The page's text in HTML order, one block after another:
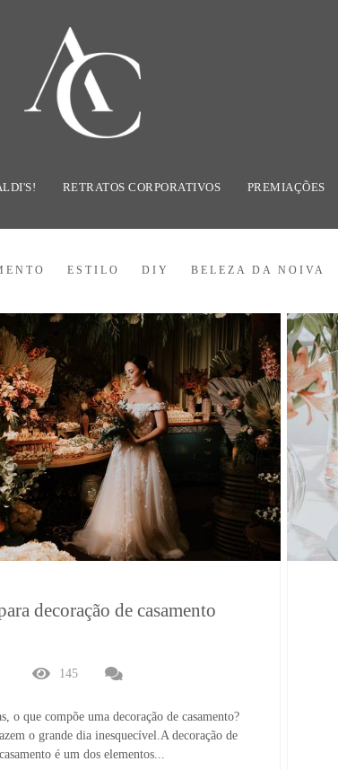
RETRATOS CORPORATIVOS PREMIAÇÕES
ESTILO DIY BELEZA DA NOIVA
decoração de casamento
145
o que compõe uma decoração de casamento?
o grande dia inesquecível.A decoração de
casamento é um dos elementos...